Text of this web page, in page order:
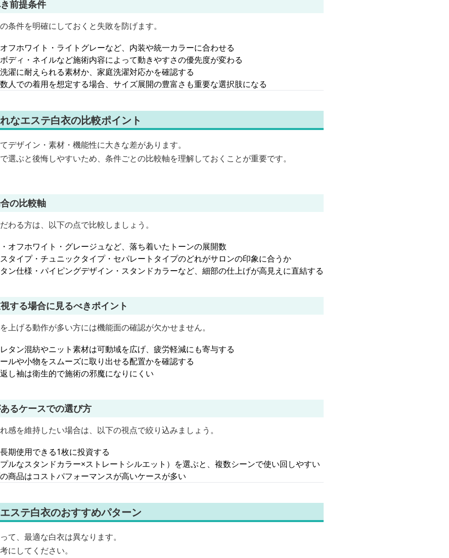
前提条件
条件を明確にしておくと失敗を防げます。
オフホワイト・ライトグレーなど、内装や統一カラーに合わせる
ディ・ネイルなど施術内容によって動きやすさの優先度が変わる
濯に耐えられる素材か、家庭洗濯対応かを確認する
数人での着用を想定する場合、サイズ展開の豊富さも重要な選択肢になる
なエステ白衣の比較ポイント
デザイン・素材・機能性に大きな差があります。
選ぶと後悔しやすいため、条件ごとの比較軸を理解しておくことが重要です。
の比較軸
わる方は、以下の点で比較しましょう。
・オフホワイト・グレージュなど、落ち着いたトーンの展開数
タイプ・チュニックタイプ・セパレートタイプのどれがサロンの印象に合うか
タン仕様・パイピングデザイン・スタンドカラーなど、細部の仕上げが高見えに直結する
する場合に見るべきポイント
上げる動作が多い方には機能面の確認が欠かせません。
レタン混紡やニット素材は可動域を広げ、疲労軽減にも寄与する
ールや小物をスムーズに取り出せる配置かを確認する
し袖は衛生的で施術の邪魔になりにくい
るケースでの選び方
感を維持したい場合は、以下の視点で絞り込みましょう。
期使用できる1枚に投資する
プルなスタンドカラー×ストレートシルエット）を選ぶと、複数シーンで使い回しやすい
の商品はコストパフォーマンスが高いケースが多い
ステ白衣のおすすめパターン
て、最適な白衣は異なります。
にしてください。